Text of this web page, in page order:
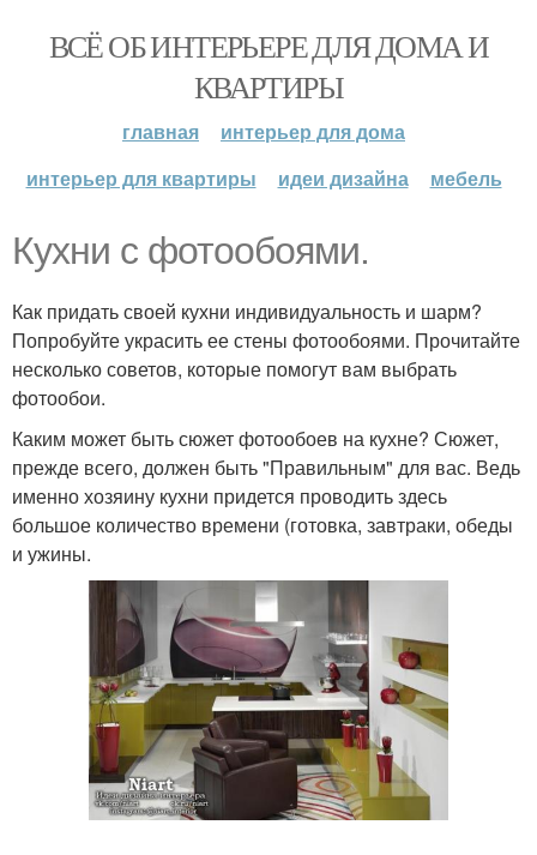
ВСЁ ОБ ИНТЕРЬЕРЕ ДЛЯ ДОМА И
КВАРТИРЫ
главная
интерьер для дома
интерьер для квартиры
идеи дизайна мебель
Кухни с фотообоями.
Как придать своей кухни индивидуальность и шарм?
Попробуйте украсить ее стены фотообоями. Прочитайте
несколько советов, которые помогут вам выбрать
фотообои.
Каким может быть сюжет фотообоев на кухне? Сюжет,
прежде всего, должен быть "Правильным" для вас. Ведь
именно хозяину кухни придется проводить здесь
большое количество времени (готовка, завтраки, обеды
и ужины.